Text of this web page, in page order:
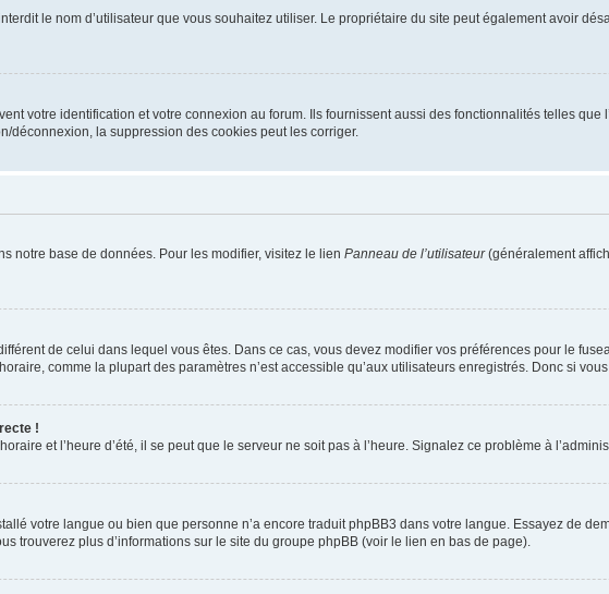
le nom d’utilisateur que vous souhaitez utiliser. Le propriétaire du site peut également avoir
votre identification et votre connexion au forum. Ils fournissent aussi des fonctionnalités telles
déconnexion, la suppression des cookies peut les corriger.
notre base de données. Pour les modifier, visitez le lien Panneau de l’utilisateur(généralement
de celui dans lequel vous êtes. Dans ce cas, vous devez modifier vos préférences pour le
comme la plupart des paramètres n’est accessible qu’aux utilisateurs enregistrés. Donc si
!
et l’heure d’été, il se peut que le serveur ne soit pas à l’heure. Signalez ce problème à
votre langue ou bien que personne n’a encore traduit phpBB3 dans votre langue. Essayez de
trouverez plus d’informations sur le site du groupe phpBB (voir le lien en bas de page).